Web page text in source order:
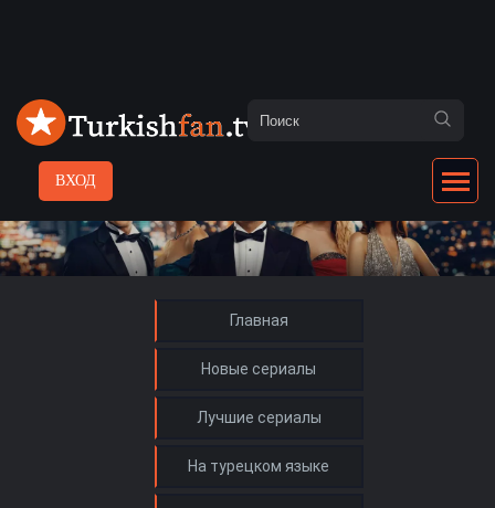
ВХОД
Главная
Новые сериалы
Лучшие сериалы
На турецком языке